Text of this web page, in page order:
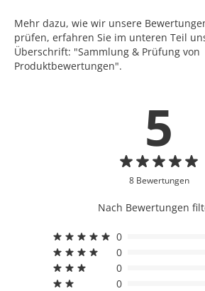
Mehr dazu, wie wir unsere
prüfen, erfahren Sie im unteren Teil
Überschrift: "Sammlung & Prüfung von
Produktbewertungen".
5
8 Bewertungen
Nach Bewertungen
0
0
0
0